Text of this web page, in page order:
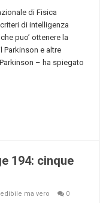
di Fisica
di intelligenza
puo’ ottenere la
e altre
– ha spiegato
194: cinque
ma vero 0